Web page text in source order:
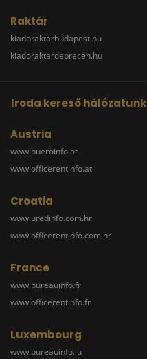
Raktár
kiadoraktarbudapest.hu
kiadoraktardebrecen.hu
Iroda kereső hálózatunk
Austria
www.bueroinfo.at
www.officerentinfo.at
Croatia
www.uredinfo.com.hr
www.officerentinfo.com.hr
France
www.bureauinfo.fr
www.officerentinfo.fr
Luxembourg
www.bureauinfo.lu